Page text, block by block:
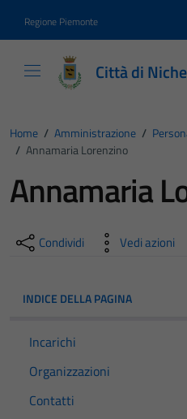
Regione Piemonte
Città di
Home / Amministrazione /
/ Annamaria Lorenzino
Annamaria
Condividi Vedi azioni
INDICE DELLA PAGINA
Incarichi
Organizzazioni
Contatti